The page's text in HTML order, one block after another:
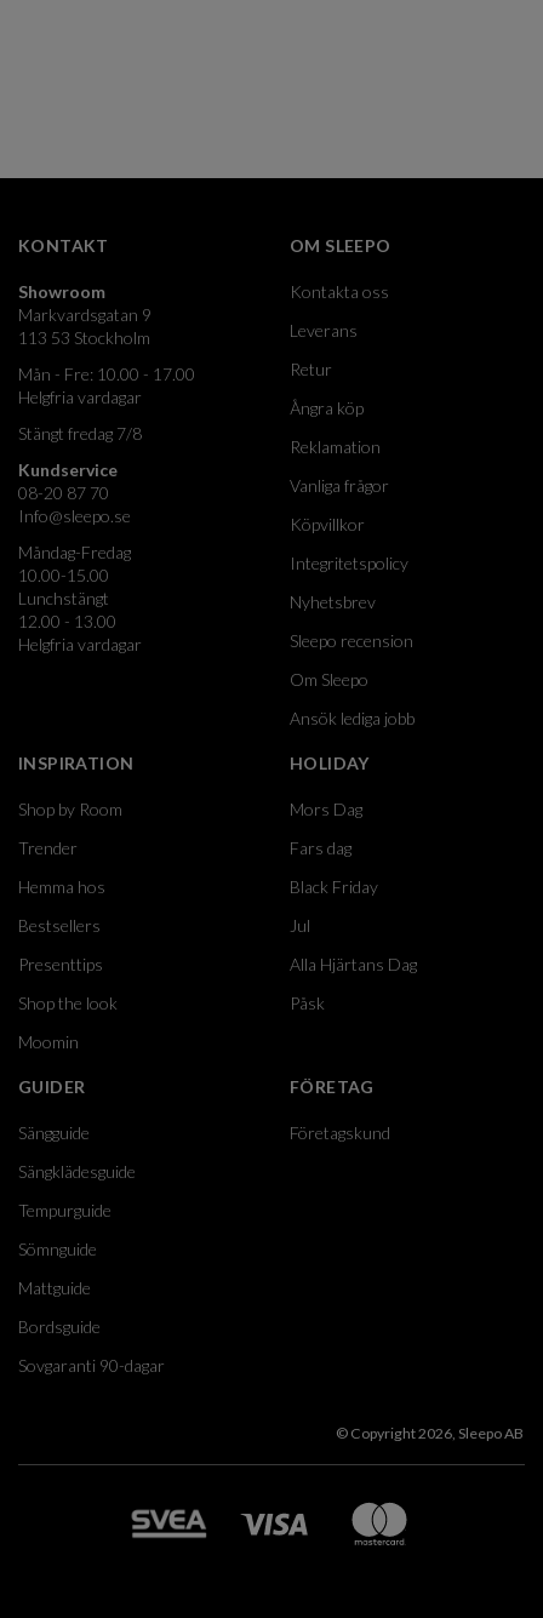
KONTAKT
Showroom
Markvardsgatan 9
113 53 Stockholm
Mån - Fre: 10.00 - 17.00
Helgfria vardagar
Stängt fredag 7/8
Kundservice
08-20 87 70
Info@sleepo.se
Måndag-Fredag
10.00-15.00
Lunchstängt
12.00 - 13.00
Helgfria vardagar
OM SLEEPO
Kontakta oss
Leverans
Retur
Ångra köp
Reklamation
Vanliga frågor
Köpvillkor
Integritetspolicy
Nyhetsbrev
Sleepo recension
Om Sleepo
Ansök lediga jobb
INSPIRATION
Shop by Room
Trender
Hemma hos
Bestsellers
Presenttips
Shop the look
Moomin
HOLIDAY
Mors Dag
Fars dag
Black Friday
Jul
Alla Hjärtans Dag
Påsk
GUIDER
Sängguide
Sängklädesguide
Tempurguide
Sömnguide
Mattguide
Bordsguide
Sovgaranti 90-dagar
FÖRETAG
Företagskund
© Copyright 2026, Sleepo AB